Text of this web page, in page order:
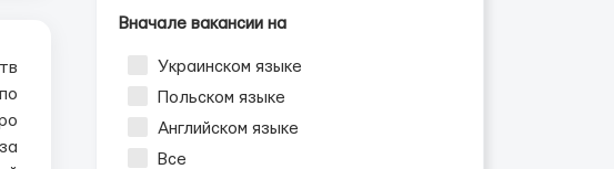
Вначале вакансии на
Украинском языке
Польском языке
Английском языке
Все